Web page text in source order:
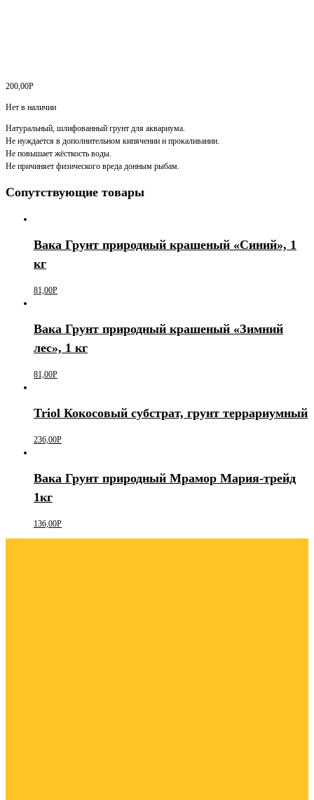
200,00Р
Нет в наличии
Натуральный, шлифованный грунт для аквариума.
Не нуждается в дополнительном кипячении и прокаливании.
Не повышает жёсткость воды.
Не причиняет физического вреда донным рыбам.
Сопутствующие товары
Вака Грунт природный крашеный «Синий», 1
кг
81,00Р
Вака Грунт природный крашеный «Зимний
лес», 1 кг
81,00Р
Triol Кокосовый субстрат, грунт террариумный
236,00Р
Вака Грунт природный Мрамор Мария-трейд
1кг
136,00Р